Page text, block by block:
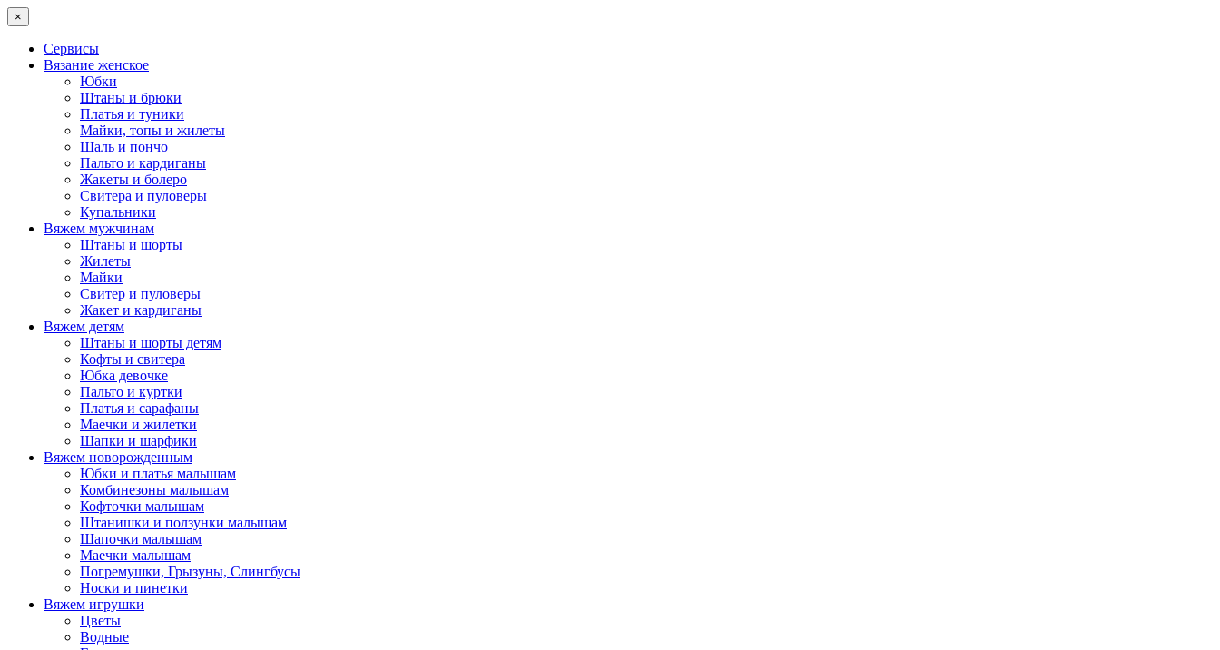
×
Сервисы
Вязание женское
Юбки
Штаны и брюки
Платья и туники
Майки, топы и жилеты
Шаль и пончо
Пальто и кардиганы
Жакеты и болеро
Свитера и пуловеры
Купальники
Вяжем мужчинам
Штаны и шорты
Жилеты
Майки
Свитер и пуловеры
Жакет и кардиганы
Вяжем детям
Штаны и шорты детям
Кофты и свитера
Юбка девочке
Пальто и куртки
Платья и сарафаны
Маечки и жилетки
Шапки и шарфики
Вяжем новорожденным
Юбки и платья малышам
Комбинезоны малышам
Кофточки малышам
Штанишки и ползунки малышам
Шапочки малышам
Маечки малышам
Погремушки, Грызуны, Слингбусы
Носки и пинетки
Вяжем игрушки
Цветы
Водные